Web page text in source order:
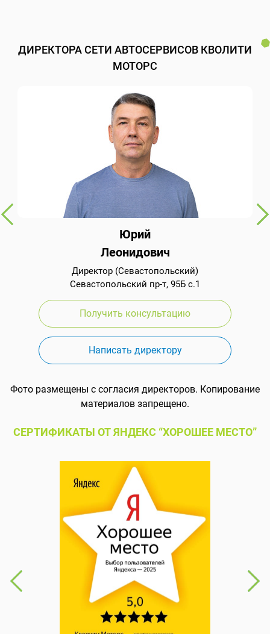
ДИРЕКТОРА СЕТИ АВТОСЕРВИСОВ КВОЛИТИ
МОТОРС
Юрий
Леонидович
Директор (Севастопольский)
Севастопольский пр-т, 95Б с.1
Получить консультацию
Написать директору
Фото размещены с согласия директоров. Копирование
материалов запрещено.
СЕРТИФИКАТЫ ОТ ЯНДЕКС “ХОРОШЕЕ МЕСТО”